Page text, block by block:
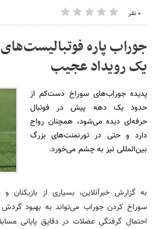
۰ نفر
جوراب پاره
یک رویداد عجیب
پدیده جوراب‌های سوراخ دست‌کم از
حدود یک دهه پیش در فوتبال
حرفه‌ای دیده می‌شود، همچنان رواج
دارد و حتی در تورنمنت‌های بزرگ
بین‌المللی نیز به چشم می‌خورد.
به گزارش خبرآنلاین، بسیاری از بازیکنان
سوراخ کردن جوراب می‌تواند به بهبود
احتمال گرفتگی عضلات در دقایق پایانی